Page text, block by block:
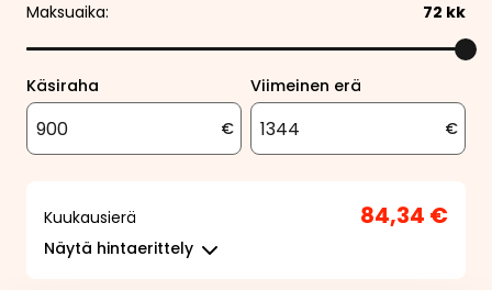
Maksuaika: 72 kk
Käsiraha
€
Viimeinen erä
€
Kuukausierä 84,34 €
Näytä hintaerittely